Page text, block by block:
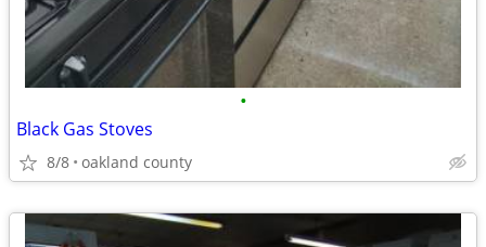
•
Black Gas Stoves
8/8 oakland county